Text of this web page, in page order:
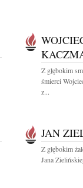
Z głębokim
śmierci
z...
JAN
Z głębokim
Jana